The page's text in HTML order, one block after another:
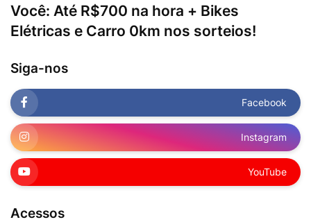
Você: Até R$700 na hora + Bikes
Elétricas e Carro 0km nos sorteios!
Siga-nos
Facebook
Instagram
YouTube
Acessos